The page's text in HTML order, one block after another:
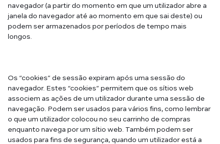
navegador (a partir do momento em que um utilizador abre a
janela do navegador até ao momento em que sai deste) ou
podem ser armazenados por períodos de tempo mais
longos.
Os “cookies” de sessão expiram após uma sessão do
navegador. Estes “cookies” permitem que os sítios web
associem as ações de um utilizador durante uma sessão de
navegação. Podem ser usados para vários fins, como lembrar
o que um utilizador colocou no seu carrinho de compras
enquanto navega por um sítio web. Também podem ser
usados para fins de segurança, quando um utilizador está a